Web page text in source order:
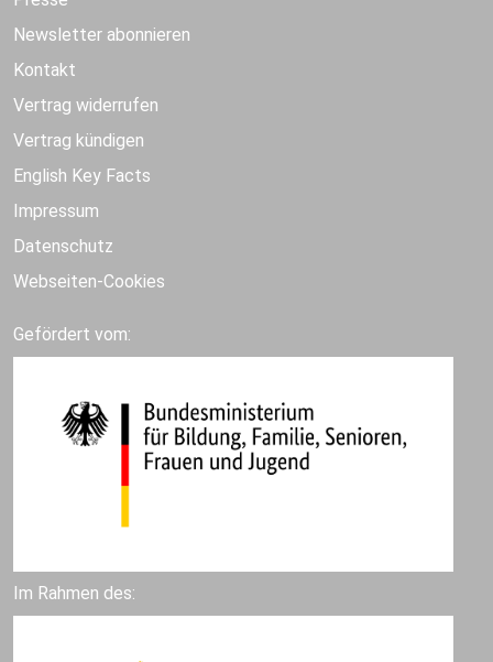
Newsletter abonnieren
Kontakt
Vertrag widerrufen
Vertrag kündigen
English Key Facts
Impressum
Datenschutz
Webseiten-Cookies
Gefördert vom:
Im Rahmen des: